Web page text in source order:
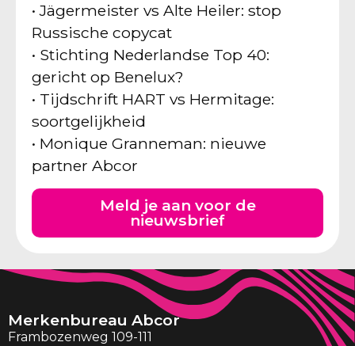
• Jägermeister vs Alte Heiler: stop
Russische copycat
• Stichting Nederlandse Top 40:
gericht op Benelux?
• Tijdschrift HART vs Hermitage:
soortgelijkheid
• Monique Granneman: nieuwe
partner Abcor
Meld je aan voor de
nieuwsbrief
Merkenbureau Abcor
Frambozenweg 109-111